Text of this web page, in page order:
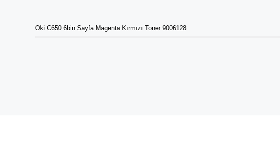
Oki C650 6bin Sayfa Magenta Kırmızı Toner 9006128